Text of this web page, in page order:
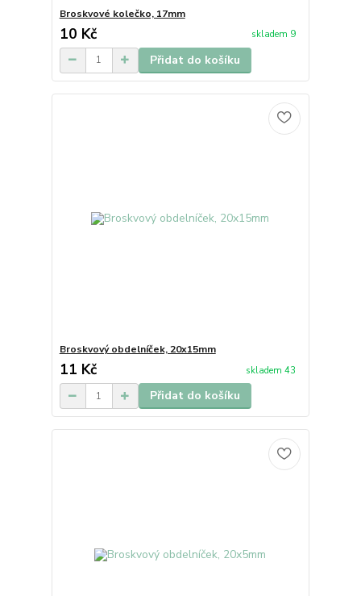
Broskvové kolečko, 17mm
10 Kč skladem 9
Přidat do košíku
Broskvový obdelníček, 20x15mm
11 Kč skladem 43
Přidat do košíku